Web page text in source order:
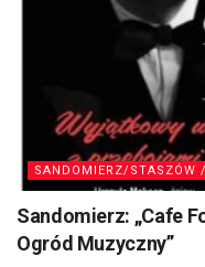
SANDOMIERZ/STASZÓW
Sandomierz: „Cafe
Ogród Muzyczny”